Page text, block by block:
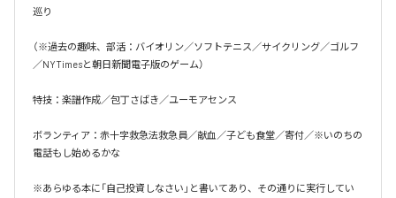
巡り
（※過去の趣味、部活：バイオリン／ソフトテニス／サイクリング／ゴルフ
／NYTimesと朝日新聞電子版のゲーム）
特技：楽譜作成／包丁さばき／ユーモアセンス
ボランティア：赤十字救急法救急員／献血／子ども食堂／寄付／※いのちの
電話もし始めるかな
※あらゆる本に「自己投資しなさい」と書いてあり、その通りに実行してい